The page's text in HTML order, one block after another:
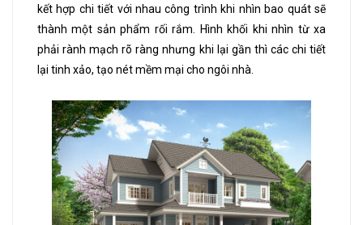
kết hợp chi tiết với nhau công trình khi nhìn bao quát sẽ
thành một sản phẩm rối rắm. Hình khối khi nhìn từ xa
phải rành mạch rõ ràng nhưng khi lại gần thì các chi tiết
lại tinh xảo, tạo nét mềm mại cho ngôi nhà.